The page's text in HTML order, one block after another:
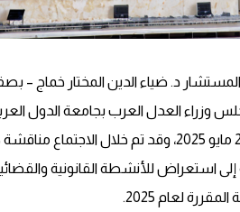
د. ضياء الدين المختار خماج –
وزراء العدل العرب بجامعة الدول
في العاصمة اللبنانية بيروت يومي 19 و20 مايو
لعام 2025.